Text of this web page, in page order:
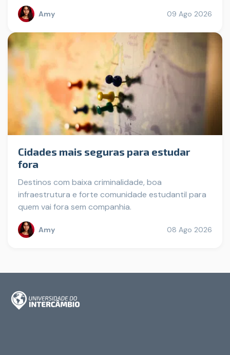
Amy 09 Ago 2026
Cidades mais seguras para estudar
fora
Destinos com baixa criminalidade, boa
infraestrutura e forte comunidade estudantil para
quem vai fora sem companhia.
Amy 08 Ago 2026